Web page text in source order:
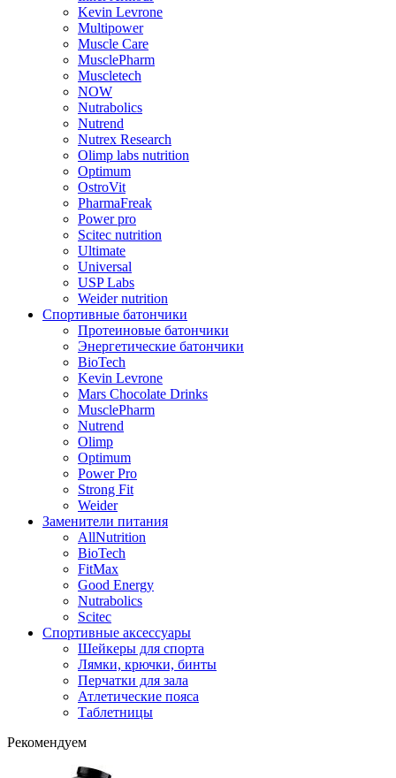
Kevin Levrone
Multipower
Muscle Care
MusclePharm
Muscletech
NOW
Nutrabolics
Nutrend
Nutrex Research
Olimp labs nutrition
Optimum
OstroVit
PharmaFreak
Power pro
Scitec nutrition
Ultimate
Universal
USP Labs
Weider nutrition
Спортивные батончики
Протеиновые батончики
Энергетические батончики
BioTech
Kevin Levrone
Mars Chocolate Drinks
MusclePharm
Nutrend
Olimp
Optimum
Power Pro
Strong Fit
Weider
Заменители питания
AllNutrition
BioTech
FitMax
Good Energy
Nutrabolics
Scitec
Спортивные аксессуары
Шейкеры для спорта
Лямки, крючки, бинты
Перчатки для зала
Атлетические пояса
Таблетницы
Рекомендуем